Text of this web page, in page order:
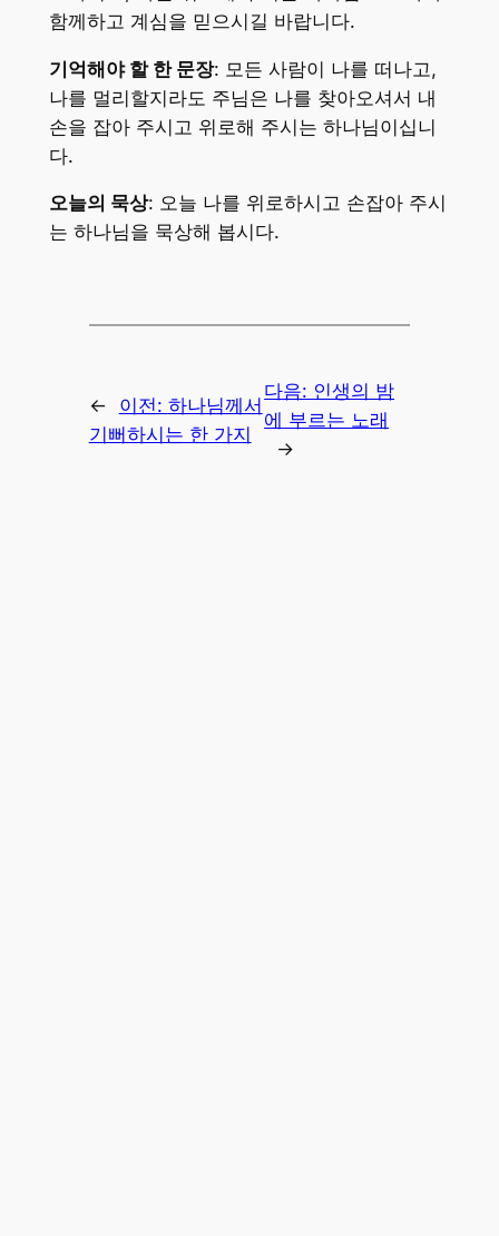
함께하고 계심을 믿으시길 바랍니다.
기억해야 할 한 문장: 모든 사람이 나를 떠나고,
나를 멀리할지라도 주님은 나를 찾아오셔서 내
손을 잡아 주시고 위로해 주시는 하나님이십니
다.
오늘의 묵상: 오늘 나를 위로하시고 손잡아 주시
는 하나님을 묵상해 봅시다.
← 이전: 하나님께서
기뻐하시는 한 가지
다음: 인생의 밤
에 부르는 노래
→